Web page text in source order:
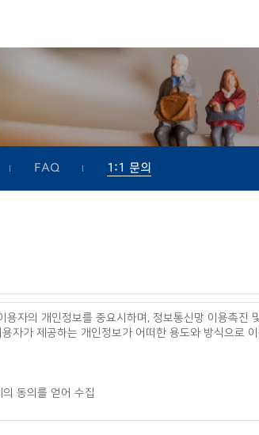
FAQ 1:1 문의
용자의 개인정보를 중요시하며, 정보통신망 이용촉진
자가 제공하는 개인정보가 어떠한 용도와 방식으로
동의를 얻어 수집